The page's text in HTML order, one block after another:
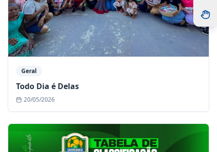
Geral
Todo Dia é Delas
20/05/2026